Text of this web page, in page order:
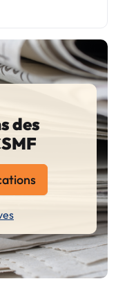
des